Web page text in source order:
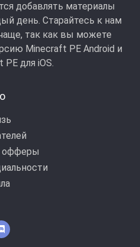
добавлять материалы
день. Старайтесь к нам
так как вы можете
Minecraft PE Android и
РЕ для iOS.
офферы